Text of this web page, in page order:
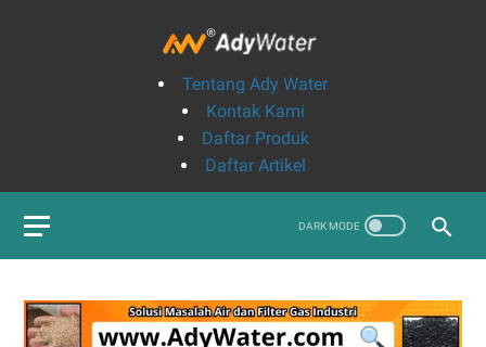
Tentang Ady Water
Kontak Kami
Daftar Produk
Daftar Artikel